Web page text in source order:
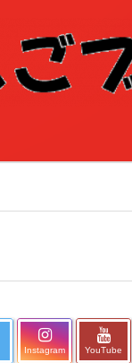
Instagram YouTube